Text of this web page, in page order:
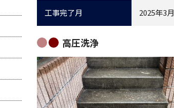
工事完了月 2025年3月
高圧洗浄